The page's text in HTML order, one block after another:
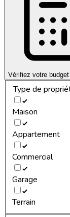
Vérifiez votre
Type de
Maison
Appartement
Commercial
Garage
Terrain